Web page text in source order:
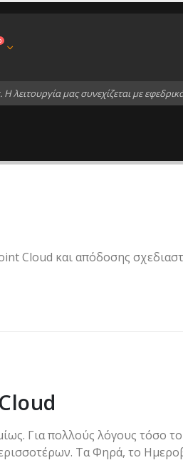
. Ηλειτουργία μας συνεχίζεται με εφεδρικ
Cloud και απόδοσης
Για πολλούς λόγους τόσο
Τα Φηρά, το